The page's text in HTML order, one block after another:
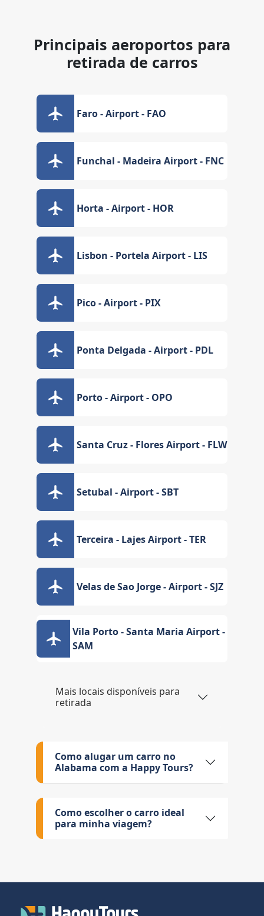
Principais aeroportos para
retirada de carros
Faro - Airport - FAO
Funchal - Madeira Airport - FNC
Horta - Airport - HOR
Lisbon - Portela Airport - LIS
Pico - Airport - PIX
Ponta Delgada - Airport - PDL
Porto - Airport - OPO
Santa Cruz - Flores Airport - FLW
Setubal - Airport - SBT
Terceira - Lajes Airport - TER
Velas de Sao Jorge - Airport - SJZ
Vila Porto - Santa Maria Airport -
SAM
Mais locais disponíveis para
retirada
Como alugar um carro no
Alabama com a Happy Tours?
Como escolher o carro ideal
para minha viagem?